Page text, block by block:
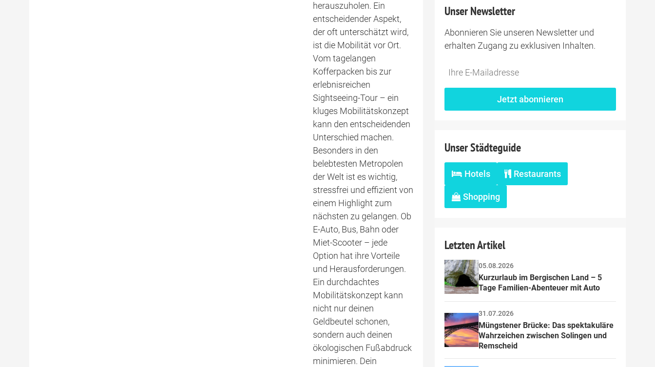
herauszuholen. Ein
entscheidender Aspekt,
der oft unterschätzt wird,
ist die Mobilität vor Ort.
Vom tagelangen
Kofferpacken bis zur
erlebnisreichen
Sightseeing-Tour – ein
kluges Mobilitätskonzept
kann den entscheidenden
Unterschied machen.
Besonders in den
belebtesten Metropolen
der Welt ist es wichtig,
stressfrei und effizient von
einem Highlight zum
nächsten zu gelangen. Ob
E-Auto, Bus, Bahn oder
Miet-Scooter – jede
Option hat ihre Vorteile
und Herausforderungen.
Ein durchdachtes
Mobilitätskonzept kann
nicht nur deinen
Geldbeutel schonen,
sondern auch deinen
ökologischen Fußabdruck
minimieren. Dein
Unser Newsletter
Abonnieren Sie unseren Newsletter und
erhalten Zugang zu exklusiven Inhalten.
Do
this
*Ihre
Jetzt abonnieren
Unser Städteguide
Hotels Restaurants
Shopping
Letzten Artikel
05.08.2026
Kurzurlaub im Bergischen Land – 5
Tage Familien-Abenteuer mit Auto
31.07.2026
Müngstener Brücke: Das spektakuläre
Wahrzeichen zwischen Solingen und
Remscheid